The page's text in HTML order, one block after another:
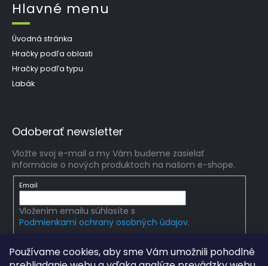
Používame cookies, aby sme Vám umožnili pohodlné
Hlavné menu
Úvodná stránka
Hračky podľa oblasti
Hračky podľa typu
Labák
Odoberať newsletter
Vložte svoj e-mail a my Vám budeme zasielať
informácie o nových produktoch na našom e-shope.
Email
Vložením emailu súhlasíte s
Podmienkami ochrany osobných údajov.